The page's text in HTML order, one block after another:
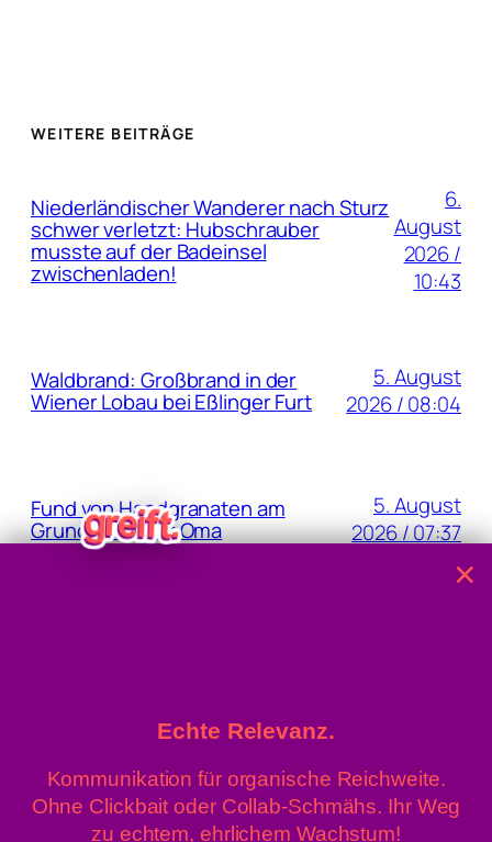
WEITERE BEITRÄGE
Niederländischer Wanderer nach Sturz
schwer verletzt: Hubschrauber
musste auf der Badeinsel
zwischenladen!
6.
August
2026 /
10:43
Waldbrand: Großbrand in der
Wiener Lobau bei Eßlinger Furt
5. August
2026 / 08:04
Fund von Handgranaten am
Grundstück der Oma
5. August
2026 / 07:37
» Linz NewsEinsenden
×
Echte Relevanz.
Kommunikation für organische Reichweite.
Ohne Clickbait oder Collab-Schmähs. Ihr Weg
zu echtem, ehrlichem Wachstum!